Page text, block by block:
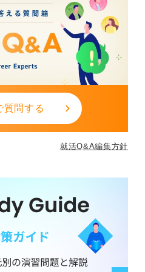
質問する
就活Q&A編集方針